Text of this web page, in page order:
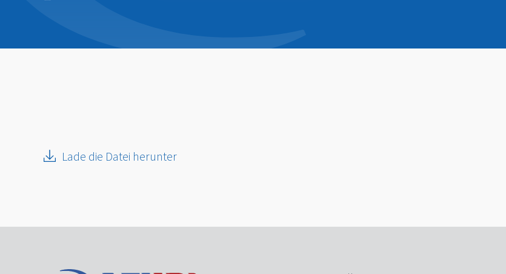
Lade die Datei herunter